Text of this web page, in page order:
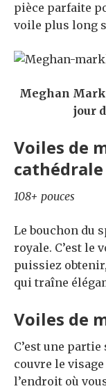
pièce parfaite
voile plus long
Meghan
jour
Voiles de
cathédrale
108+ pouces
Le bouchon du
royale. C’est le
puissiez
qui traîne
Voiles de
C’est une
couvre le
l’endroit où